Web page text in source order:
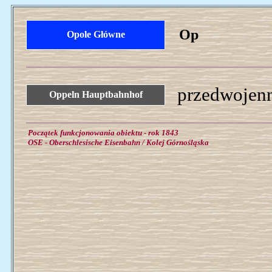
Opole Główne Op
Oppeln Hauptbahnhof
Początek funkcjonowania obiektu - rok 1843
OSE - Oberschlesische Eisenbahn / Kolej Górnośląska